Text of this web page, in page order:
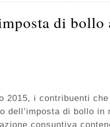
di bollo
2015, i contribuenti
dell’imposta di bollo in
consuntiva